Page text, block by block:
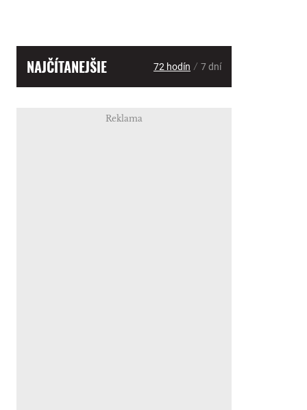
NAJČÍTANEJŠIE 72 hodín / 7 dní
Reklama